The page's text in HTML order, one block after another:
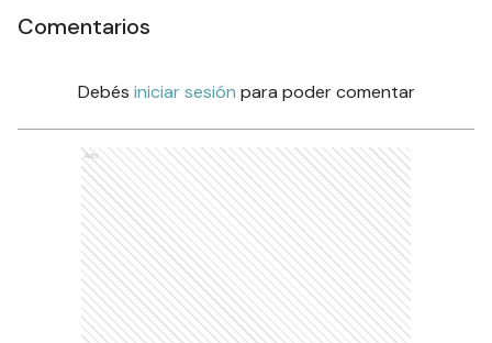
Comentarios
Debés iniciar sesión para poder comentar
Ads